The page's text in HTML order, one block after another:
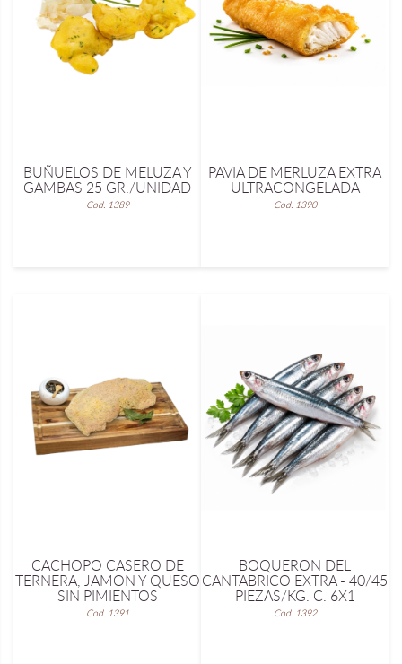
BUÑUELOS DE MELUZA Y
GAMBAS 25 GR./UNIDAD
Cod. 1389
PAVIA DE MERLUZA EXTRA
ULTRACONGELADA
Cod. 1390
CACHOPO CASERO DE
TERNERA, JAMON Y QUESO
SIN PIMIENTOS
Cod. 1391
BOQUERON DEL
CANTABRICO EXTRA - 40/45
PIEZAS/KG. C. 6X1
Cod. 1392